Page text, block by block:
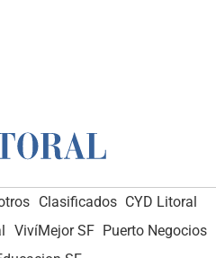
Clasificados CYD Litoral
VivíMejor SF Puerto Negocios